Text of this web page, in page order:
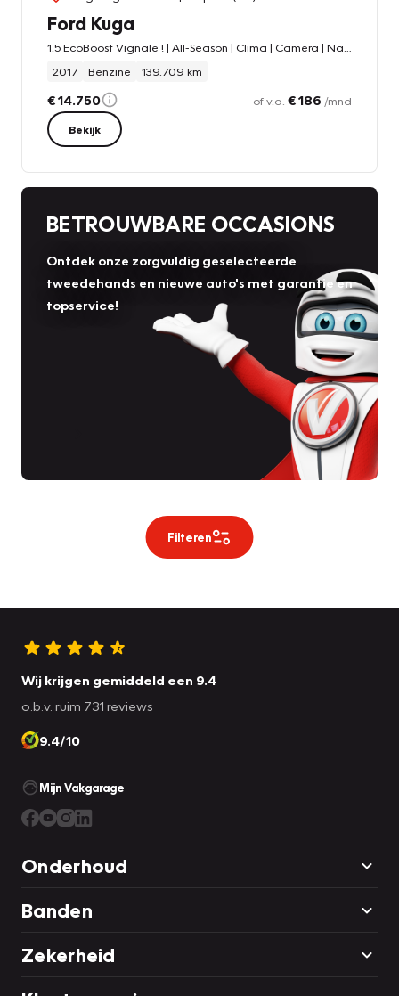
Ford Kuga
2017
Benzine 139.709 km
€ 14.750 of v.a. € 186 /mnd
Bekijk
BETROUWBARE OCCASIONS
Ontdek onze zorgvuldig geselecteerde
tweedehands en nieuwe auto's met garantie en
topservice!
Filteren
Wij krijgen gemiddeld een 9.4
o.b.v. ruim 731 reviews
9.4/10
Mijn Vakgarage
Onderhoud
Banden
Zekerheid